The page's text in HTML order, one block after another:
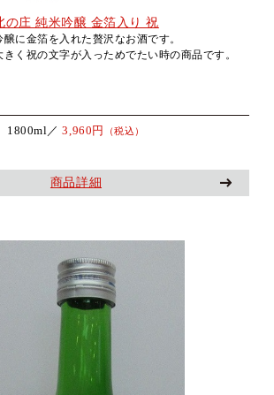
の庄 純米吟醸 金箔入り 祝
醸に金箔を入れた贅沢なお酒です。
く祝の文字が入っためでたい時の商品です。
1800ml／3,960円 （税込）
商品詳細